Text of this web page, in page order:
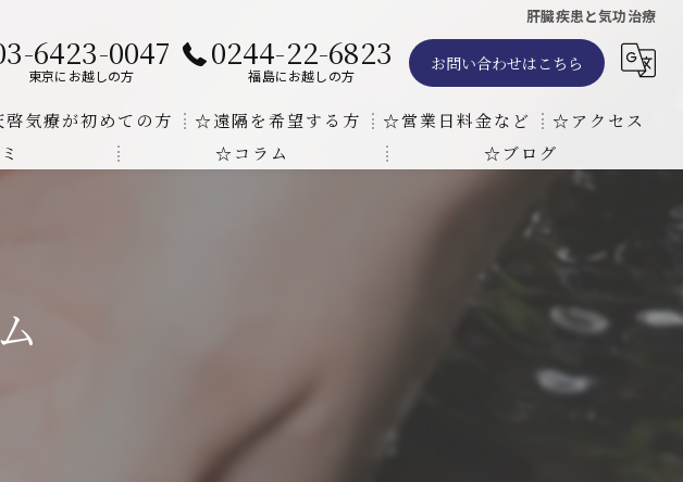
肝臓疾患と気功治療
6423-0047
東京にお越しの方
0244-22-6823
福島にお越しの方
お問い合わせはこちら
醒
気療が初めての方 ☆遠隔を希望する方 ☆営業日料金など
東京での瞑想気功教室の開催について
☆アクセス
天啓気療院 東京店
天啓気療院 福島店
☆コラム ☆ブログ